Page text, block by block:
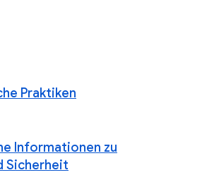
Praktiken
Informationen zu
Sicherheit